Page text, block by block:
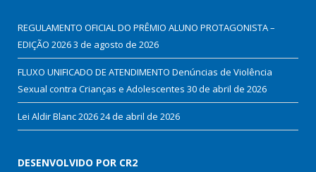
REGULAMENTO OFICIAL DO PRÊMIO ALUNO PROTAGONISTA –
EDIÇÃO 20263 de agosto de 2026
FLUXO UNIFICADO DE ATENDIMENTO Denúncias de Violência
Sexual contra Crianças e Adolescentes 30 de abril de 2026
Lei Aldir Blanc 202624 de abril de 2026
DESENVOLVIDO POR CR2